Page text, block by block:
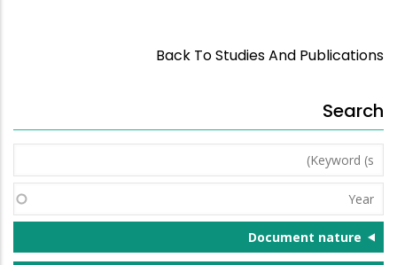
Back To Studies And Publications
Search
Keyword
(s)
Year
Document nature